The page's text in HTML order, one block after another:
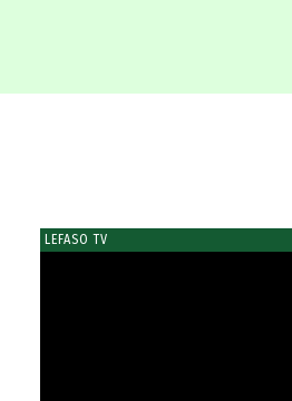
LEFASO TV